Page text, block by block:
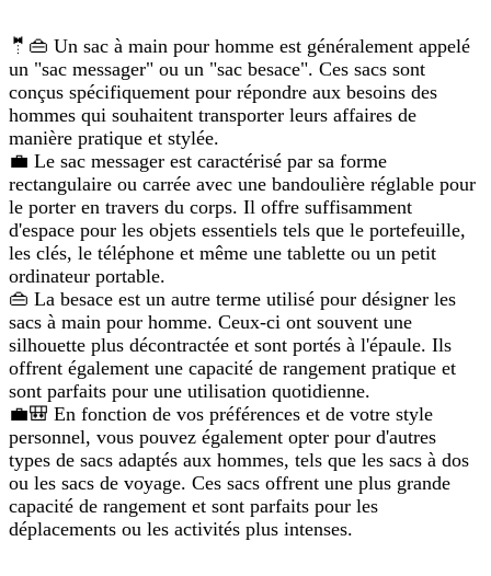
🤵👜 Un sac à main pour homme est généralement appelé
un "sac messager" ou un "sac besace". Ces sacs sont
conçus spécifiquement pour répondre aux besoins des
hommes qui souhaitent transporter leurs affaires de
manière pratique et stylée.
💼 Le sac messager est caractérisé par sa forme
rectangulaire ou carrée avec une bandoulière réglable pour
le porter en travers du corps. Il offre suffisamment
d'espace pour les objets essentiels tels que le portefeuille,
les clés, le téléphone et même une tablette ou un petit
ordinateur portable.
👜 La besace est un autre terme utilisé pour désigner les
sacs à main pour homme. Ceux-ci ont souvent une
silhouette plus décontractée et sont portés à l'épaule. Ils
offrent également une capacité de rangement pratique et
sont parfaits pour une utilisation quotidienne.
💼🎒 En fonction de vos préférences et de votre style
personnel, vous pouvez également opter pour d'autres
types de sacs adaptés aux hommes, tels que les sacs à dos
ou les sacs de voyage. Ces sacs offrent une plus grande
capacité de rangement et sont parfaits pour les
déplacements ou les activités plus intenses.